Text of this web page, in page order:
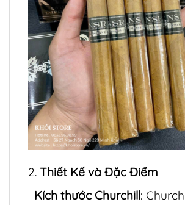
2. Thiết Kế và Đặc Điểm
Kích thước Churchill: